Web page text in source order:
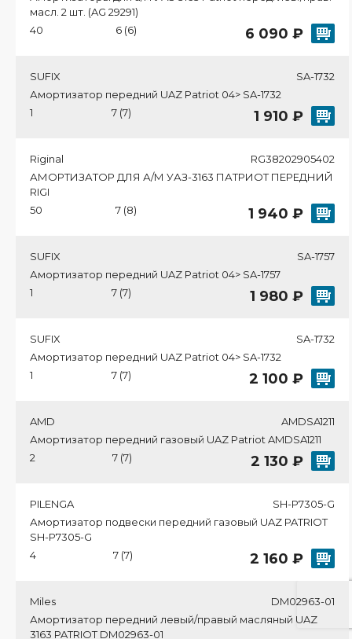
масл. 2 шт. (AG 29291)
40
6 (6) 6 090 ₽
SUFIX
SA-1732
Амортизатор передний UAZ Patriot 04> SA-1732
1
7 (7) 1 910 ₽
Riginal
RG38202905402
АМОРТИЗАТОР ДЛЯ А/М УАЗ-3163 ПАТРИОТ ПЕРЕДНИЙ
RIGI
50
7 (8) 1 940 ₽
SUFIX
SA-1757
Амортизатор передний UAZ Patriot 04> SA-1757
1
7 (7) 1 980 ₽
SUFIX
SA-1732
Амортизатор передний UAZ Patriot 04> SA-1732
1
7 (7) 2 100 ₽
AMD
AMDSA1211
Амортизатор передний газовый UAZ Patriot AMDSA1211
2
7 (7) 2 130 ₽
PILENGA
SH-P7305-G
Амортизатор подвески передний газовый UAZ PATRIOT
SH-P7305-G
4
7 (7) 2 160 ₽
Miles
DM02963-01
Амортизатор передний левый/правый масляный UAZ
3163 PATRIOT DM02963-01